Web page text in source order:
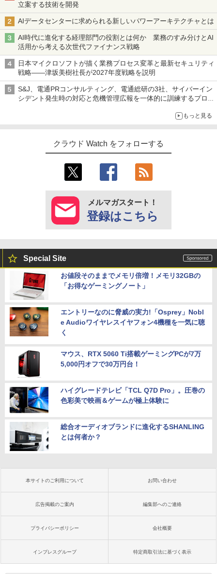
立案する技術を開発
AIデータセンターに求められる新しいパワーアーキテクチャとは
AI時代に進化する経理部門の役割とは何か 業務のすみ分けとAI
活用から考える次世代ファイナンス戦略
日本マイクロソフトが描く業務プロセス変革と最新セキュリティ
戦略――津坂美樹社長が2027年度戦略を説明
S&J、電通PRコンサルティング、電通総研の3社、サイバーイン
シデント発生時の対応と危機管理広報を一体的に訓練するプログ
もっと見る
クラウド Watch をフォローする
メルマガスタート！
登録はこちら
Special Site
お値段そのままでメモリ倍増！メモリ32GBの
「お得なゲーミングノート」
エントリーなのに脅威の実力!「Osprey」Nobl
e Audioワイヤレスイヤフォン4機種を一気に聴
く
マウス、RTX 5060 Ti搭載ゲーミングPCが7万
5,000円オフで30万円台！
ハイグレードテレビ「TCL Q7D Pro」。圧巻の
色彩美で映画＆ゲームが極上体験に
総合オーディオブランドに進化するSHANLING
とは何者か？
本サイトのご利用について お問い合わせ
広告掲載のご案内 編集部へのご連絡
プライバシーポリシー 会社概要
インプレスグループ 特定商取引法に基づく表示